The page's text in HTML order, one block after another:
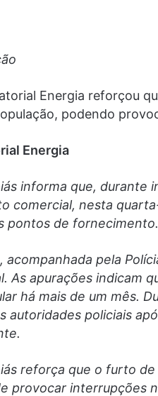
Energia reforçou
podendo
Energia
informa que, durante
comercial, nesta
pontos de fornecimento.
acompanhada pela
As apurações indicam
há mais de um mês.
autoridades policiais
reforça que o furto
provocar interrupções